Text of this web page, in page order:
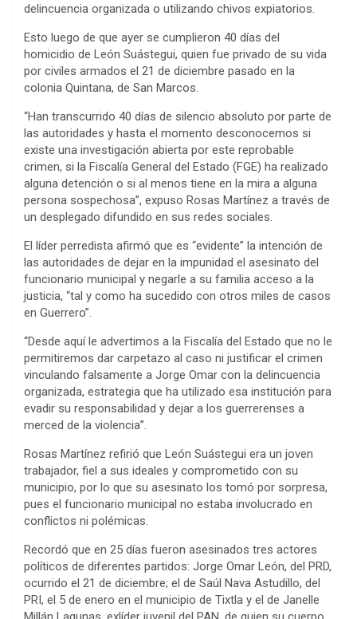
delincuencia organizada o utilizando chivos expiatorios.
Esto luego de que ayer se cumplieron 40 días del
homicidio de León Suástegui, quien fue privado de su vida
por civiles armados el 21 de diciembre pasado en la
colonia Quintana, de San Marcos.
“Han transcurrido 40 días de silencio absoluto por parte de
las autoridades y hasta el momento desconocemos si
existe una investigación abierta por este reprobable
crimen, si la Fiscalía General del Estado (FGE) ha realizado
alguna detención o si al menos tiene en la mira a alguna
persona sospechosa”, expuso Rosas Martínez a través de
un desplegado difundido en sus redes sociales.
El líder perredista afirmó que es “evidente” la intención de
las autoridades de dejar en la impunidad el asesinato del
funcionario municipal y negarle a su familia acceso a la
justicia, “tal y como ha sucedido con otros miles de casos
en Guerrero”.
“Desde aquí le advertimos a la Fiscalía del Estado que no le
permitiremos dar carpetazo al caso ni justificar el crimen
vinculando falsamente a Jorge Omar con la delincuencia
organizada, estrategia que ha utilizado esa institución para
evadir su responsabilidad y dejar a los guerrerenses a
merced de la violencia”.
Rosas Martínez refirió que León Suástegui era un joven
trabajador, fiel a sus ideales y comprometido con su
municipio, por lo que su asesinato los tomó por sorpresa,
pues el funcionario municipal no estaba involucrado en
conflictos ni polémicas.
Recordó que en 25 días fueron asesinados tres actores
políticos de diferentes partidos: Jorge Omar León, del PRD,
ocurrido el 21 de diciembre; el de Saúl Nava Astudillo, del
PRI, el 5 de enero en el municipio de Tixtla y el de Janelle